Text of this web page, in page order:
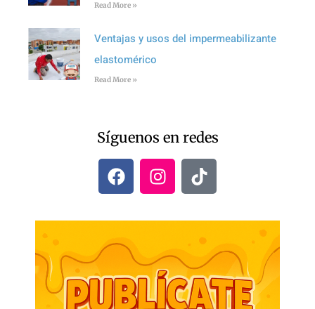
Read More »
Ventajas y usos del impermeabilizante
elastomérico
Read More »
Síguenos en redes